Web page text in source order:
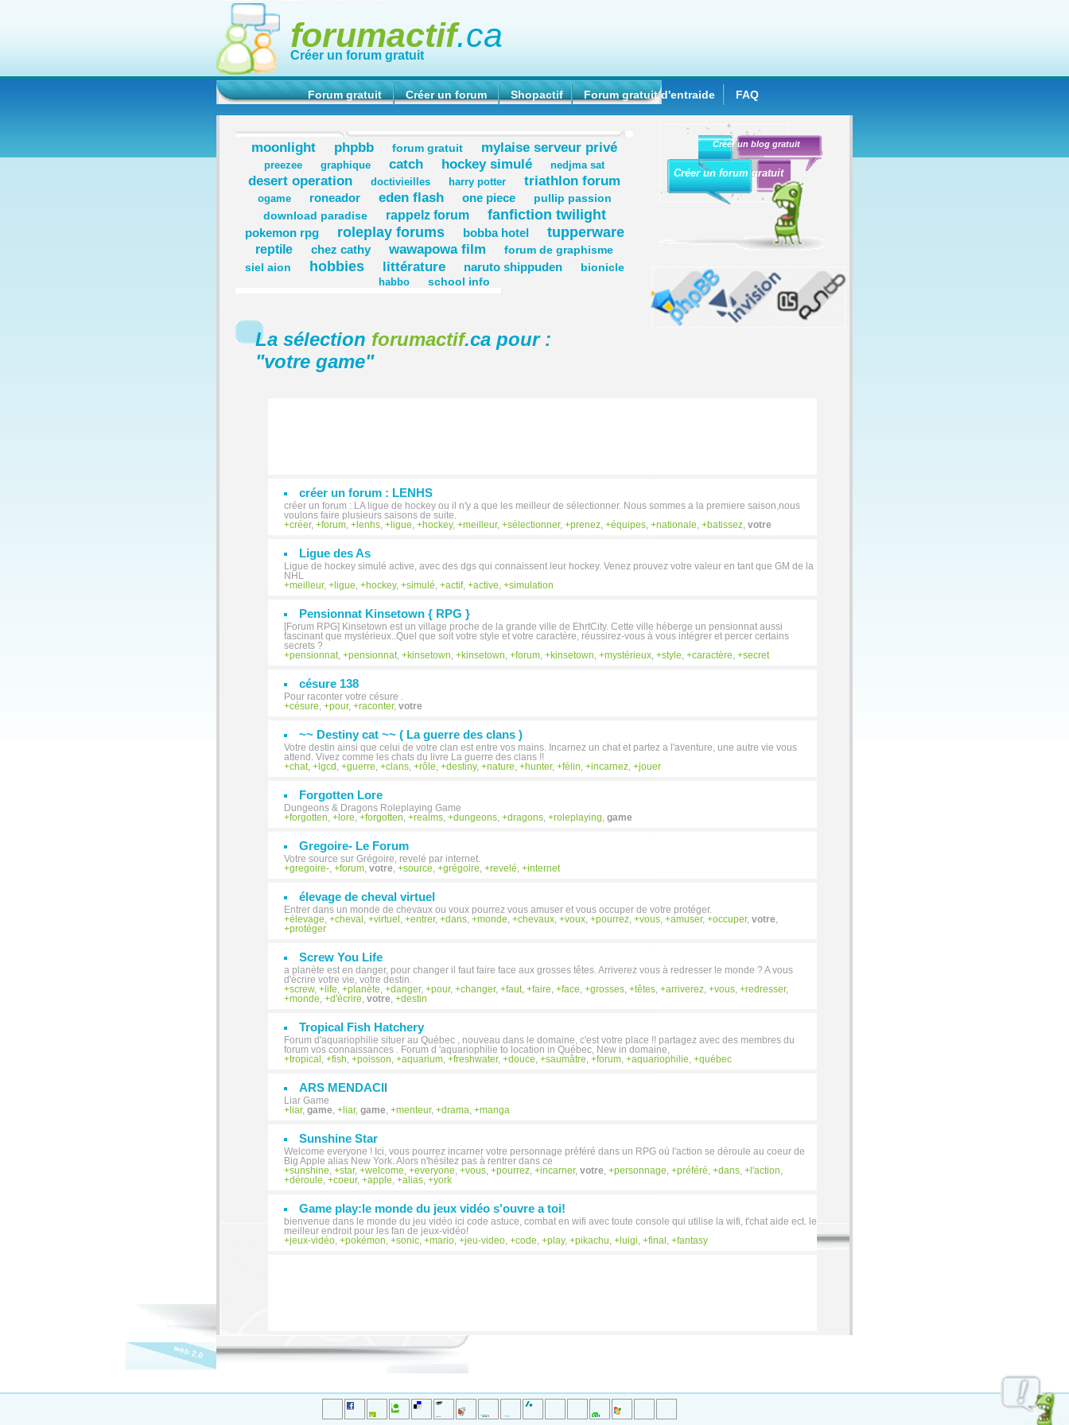
forumactif.ca
Créer un forum gratuit
Forum gratuit Créer un forum Shopactif Forum gratuit d'entraide FAQ
moonlight phpbb forum gratuit mylaise serveur privé
preezee graphique catch hockey simulé nedjma sat
desert operation doctivieilles harry potter triathlon forum
ogame roneador eden flash one piece
pullip passion
download paradise
rappelz forum fanfiction twilight
pokemon rpg roleplay forums bobba hotel tupperware
reptile chez cathy wawapowa film
forum de graphisme
siel aion
hobbies littérature naruto shippuden bionicle
habbo school info
Créer un blog gratuit
Créer un forum gratuit
La sélection forumactif.ca pour :
"votre game"
créer un forum : LENHS
créer un forum : LA ligue de hockey ou il n'y a que les meilleur de sélectionner. Nous sommes a la premiere saison,nous
voulons faire plusieurs saisons de suite.
créer, forum lenhs ligue hockey, meilleur, sélectionner, prenez équipes nationale batissez votre
Ligue des As
Ligue de hockey simulé active, avec des dgs qui connaissent leur hockey. Venez prouvez votre valeur en tant que GM de la
NHL
meilleur, ligue hockey, simulé actif, active simulation
Pensionnat Kinsetown { RPG }
[Forum RPG] Kinsetown est un village proche de la grande ville de EhrtCity. Cette ville héberge un pensionnat aussi
fascinant que mystérieux..Quel que soit votre style et votre caractère, réussirez-vous à vous intégrer et percer certains
secrets ?
pensionnat
pensionnat kinsetown kinsetown forum kinsetown mystérieux style caractère secret
césure 138
Pour raconter votre césure .
césure
pour, raconter, votre
~~ Destiny cat ~~ ( La guerre des clans )
Votre destin ainsi que celui de votre clan est entre vos mains. Incarnez un chat et partez a l'aventure, une autre vie vous
attend. Vivez comme les chats du livre La guerre des clans !!
chat
lgcd guerre clans rôle destiny, nature hunter, félin incarnez jouer
Forgotten Lore
Dungeons & Dragons Roleplaying Game
forgotten
lore forgotten realms dungeons dragons roleplaying game
Gregoire- Le Forum
Votre source sur Grégoire, revelé par internet.
gregoire-
forum votre source grégoire revelé internet
élevage de cheval virtuel
Entrer dans un monde de chevaux ou voux pourrez vous amuser et vous occuper de votre protéger.
élevage
cheval virtuel entrer, dans monde chevaux voux pourrez vous amuser, occuper, votre
protéger
Screw You Life
a planète est en danger, pour changer il faut faire face aux grosses têtes. Arriverez vous à redresser le monde ? A vous
d'écrire votre vie, votre destin.
screw, life planète danger, pour, changer, faut faire face grosses têtes arriverez vous redresser,
monde
d'écrire votre destin
Tropical Fish Hatchery
Forum d'aquariophilie situer au Québec , nouveau dans le domaine, c'est votre place !! partagez avec des membres du
forum vos connaissances . Forum d 'aquariophilie to location in Québec, New in domaine,
tropical
fish poisson aquarium freshwater, douce saumâtre forum aquariophilie québec
ARS MENDACII
Liar Game
liar, game liar, game menteur, drama manga
Sunshine Star
Welcome everyone ! Ici, vous pourrez incarner votre personnage préféré dans un RPG où l'action se déroule au coeur de
Big Apple alias New York. Alors n'hésitez pas à rentrer dans ce
sunshine
star, welcome everyone vous pourrez incarner, votre personnage préféré dans l'action
déroule
coeur, apple alias york
Game play:le monde du jeux vidéo s'ouvre a toi!
bienvenue dans le monde du jeu vidéo ici code astuce, combat en wifi avec toute console qui utilise la wifi, t'chat aide ect. le
meilleur endroit pour les fan de jeux-vidéo!
jeux-vidéo
pokémon sonic mario jeu-video code play, pikachu luigi final fantasy